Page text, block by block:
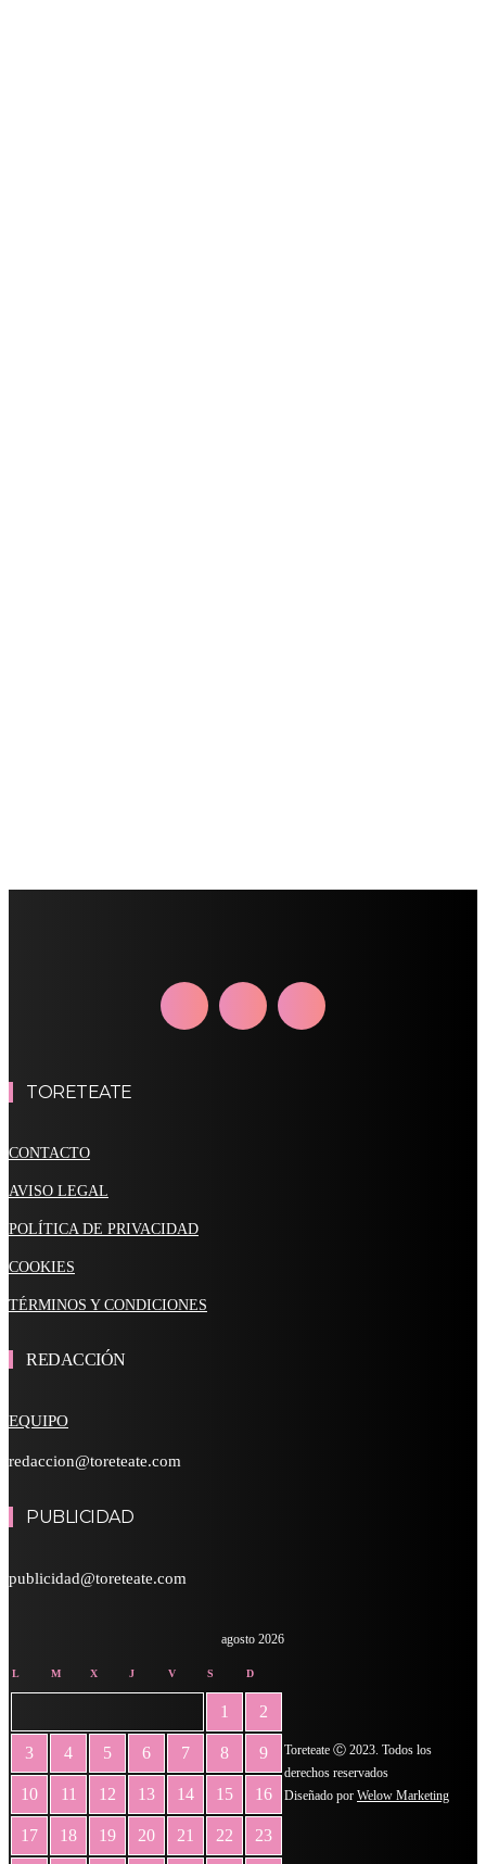
TORETEATE
CONTACTO
AVISO LEGAL
POLÍTICA DE PRIVACIDAD
COOKIES
TÉRMINOS Y CONDICIONES
REDACCIÓN
EQUIPO
redaccion@toreteate.com
PUBLICIDAD
publicidad@toreteate.com
agosto 2026
L M X J V S D
1 2
3 4 5 6 7 8 9
10 11 12 13 14 15 16
17 18 19 20 21 22 23
Toreteate Ⓒ 2023. Todos los
derechos reservados
Diseñado por Welow Marketing